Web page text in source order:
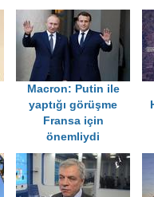
Macron: Putin ile
yaptığı görüşme
Fransa için
önemliydi